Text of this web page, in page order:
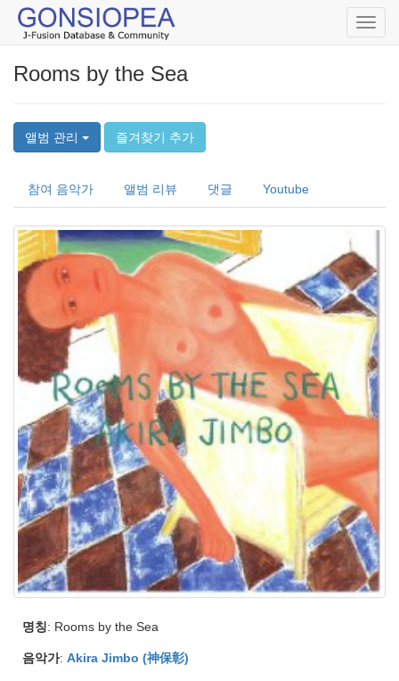
Rooms by the Sea
앨범 관리 즐겨찾기 추가
참여 음악가 앨범 리뷰 댓글 Youtube
명칭: Rooms by the Sea
음악가: Akira Jimbo (神保彰)